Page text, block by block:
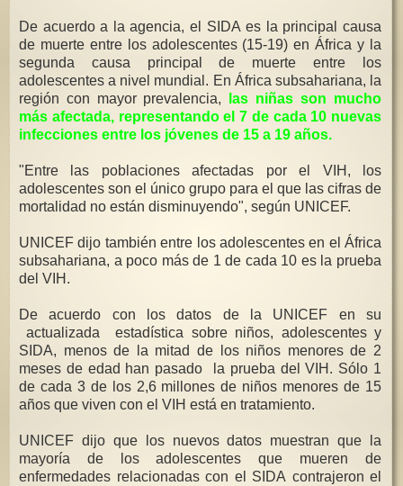
De acuerdo a la agencia, el SIDA es la principal causa
de muerte entre los adolescentes (15-19) en África y la
segunda causa principal de muerte entre los
adolescentes a nivel mundial. En África subsahariana, la
región con mayor prevalencia,
las niñas son mucho
más afectada, representando el 7 de cada 10 nuevas
infecciones entre los jóvenes de 15 a 19 años.
"Entre las poblaciones afectadas por el VIH, los
adolescentes son el único grupo para el que las cifras de
mortalidad no están disminuyendo", según UNICEF.
UNICEF dijo también entre los adolescentes en el África
subsahariana, a poco más de 1 de cada 10 es la prueba
del VIH.
De acuerdo con los datos de la UNICEF en su
actualizada estadística sobre niños, adolescentes y
SIDA, menos de la mitad de los niños menores de 2
meses de edad han pasado la prueba del VIH. Sólo 1
de cada 3 de los 2,6 millones de niños menores de 15
años que viven con el VIH está en tratamiento.
UNICEF dijo que los nuevos datos muestran que la
mayoría de los adolescentes que mueren de
enfermedades relacionadas con el SIDA contrajeron el